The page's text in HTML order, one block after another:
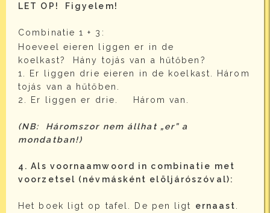
LET OP! Figyelem!
Combinatie 1 + 3:
Hoeveel eieren liggen er in de
koelkast? Hány tojás van a hűtőben?
1. Er liggen drie eieren in de koelkast. Három
tojás van a hűtőben.
2. Er liggen er drie. Három van.
(NB: Háromszor nem állhat „er” a
mondatban!)
4. Als voornaamwoord in combinatie met
voorzetsel (névmásként elöljárószóval):
Het boek ligt op tafel. De pen ligt ernaast